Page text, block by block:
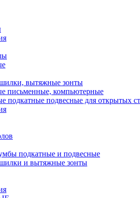
вытяжные зонты
письменные, компьютерные
подкатные подвесные для открытых
подкатные и подвесные
и вытяжные зонты